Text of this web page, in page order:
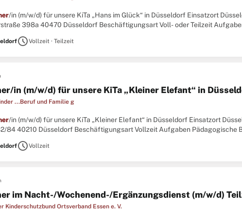
/in (m/w/d) für unsere KiTa „Hans im Glück“ in Düsseldorf Einsatzort
398a 40470 Düsseldorf Beschäftigungsart Voll- oder Teilzeit
scheduleVollzeit · Teilzeit
in (m/w/d) für unsere KiTa „Kleiner Elefant“ in
...Beruf und Familie g
/in (m/w/d) für unsere KiTa „Kleiner Elefant“ in Düsseldorf Einsatzort
84 40210 Düsseldorf Beschäftigungsart Vollzeit Aufgaben Pädagogische
scheduleVollzeit
im Nacht-/Wochenend-/Ergänzungsdienst (m/w/d)
Kinderschutzbund Ortsverband Essen e. V.